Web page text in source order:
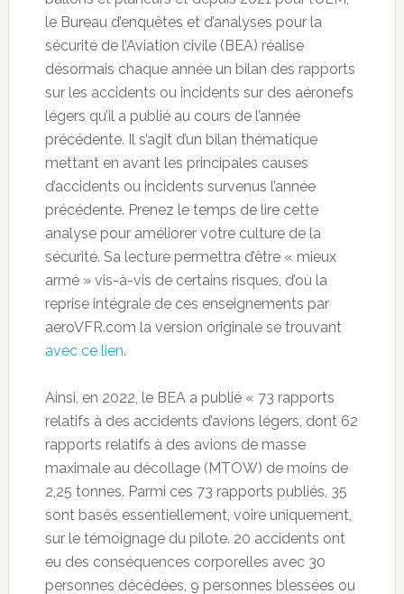
le Bureau d’enquêtes et d’analyses pour la
sécurité de l’Aviation civile (BEA) réalise
désormais chaque année un bilan des rapports
sur les accidents ou incidents sur des aéronefs
légers qu’il a publié au cours de l’année
précédente. Il s’agit d’un bilan thématique
mettant en avant les principales causes
d’accidents ou incidents survenus l’année
précédente. Prenez le temps de lire cette
analyse pour améliorer votre culture de la
sécurité. Sa lecture permettra d’être « mieux
armé » vis-à-vis de certains risques, d’où la
reprise intégrale de ces enseignements par
aeroVFR.com la version originale se trouvant
avec ce lien.
Ainsi, en 2022, le BEA a publié « 73 rapports
relatifs à des accidents d’avions légers, dont 62
rapports relatifs à des avions de masse
maximale au décollage (MTOW) de moins de
2,25 tonnes. Parmi ces 73 rapports publiés, 35
sont basés essentiellement, voire uniquement,
sur le témoignage du pilote. 20 accidents ont
eu des conséquences corporelles avec 30
personnes décédées, 9 personnes blessées ou